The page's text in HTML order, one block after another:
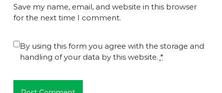
Save my name, email, and website in this browser
for the next time I comment.
By using this form you agree with the storage and
handling of your data by this website. *